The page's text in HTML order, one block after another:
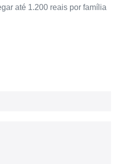
até 1.200 reais por família